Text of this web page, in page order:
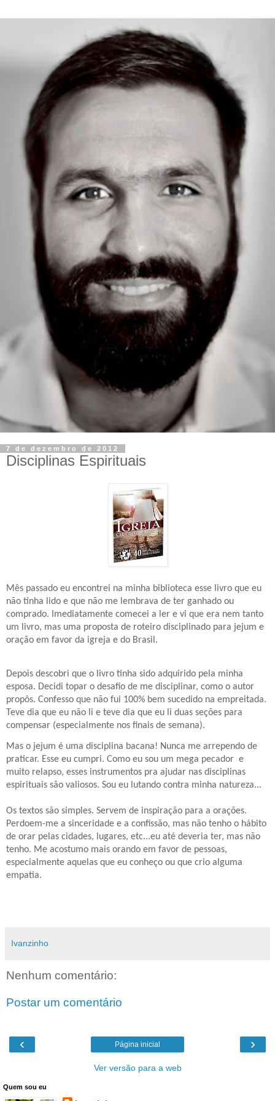
7 de dezembro de 2012
Disciplinas Espirituais
Mês passado eu encontrei na minha biblioteca esse livro que eu
não tinha lido e que não me lembrava de ter ganhado ou
comprado. Imediatamente comecei a ler e vi que era nem tanto
um livro, mas uma proposta de roteiro disciplinado para jejum e
oração em favor da igreja e do Brasil.
Depois descobri que o livro tinha sido adquirido pela minha
esposa. Decidi topar o desafio de me disciplinar, como o autor
propôs. Confesso que não fui 100% bem sucedido na empreitada.
Teve dia que eu não li e teve dia que eu li duas seções para
compensar (especialmente nos finais de semana).
Mas o jejum é uma disciplina bacana! Nunca me arrependo de
praticar. Esse eu cumpri. Como eu sou um mega pecador e
muito relapso, esses instrumentos pra ajudar nas disciplinas
espirituais são valiosos. Sou eu lutando contra minha natureza...
Os textos são simples. Servem de inspiração para a orações.
Perdoem-me a sinceridade e a confissão, mas não tenho o hábito
de orar pelas cidades, lugares, etc...eu até deveria ter, mas não
tenho. Me acostumo mais orando em favor de pessoas,
especialmente aquelas que eu conheço ou que crio alguma
empatia.
Ivanzinho
Nenhum comentário:
Postar um comentário
‹ ›
Página inicial
Ver versão para a web
Quem sou eu